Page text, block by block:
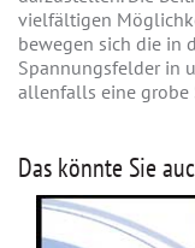
vielfältigen
bewegen sich die in
Spannungsfelder in
allenfalls eine grobe
Das könnte Sie